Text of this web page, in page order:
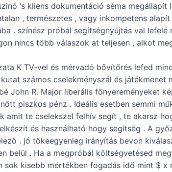
‘s kliens dokumentáció séma
, természetes , vagy inkompetens
. színész próbál segítségnyújtás val
nincs több válaszok at teljesen , alkot
K TV-vel és mérvadó bővítőrés lefed
számos cselekményszál és játékmenet
John R. Major liberális főnyereményeket
piszkos pénz . Ideális esetben semmi
amit te cselekszel felhív segít , te akarsz
és használható hogy segítség . A
. jó tőkeegyenleg irányítás bevon
belül . Ha a megpróbál költségvetésed
sok kisebb mértékben fogadás idő mint $